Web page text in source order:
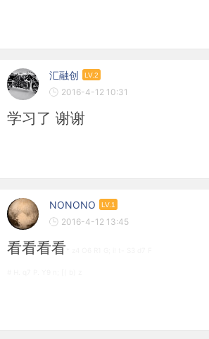
汇融创 LV.2
2016-4-12 10:31
学习了 谢谢
NONONO LV.1
2016-4-12 13:45
看看看看